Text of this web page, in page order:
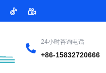
24小时咨询电话
+86-15832720666